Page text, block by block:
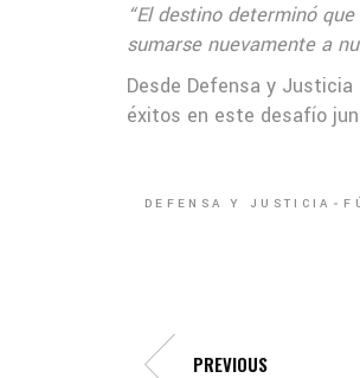
“El destino determinó
sumarse nuevamente a
Desde Defensa y
éxitos en este desafío
DEFENSA Y JUSTICIA
PREVIOUS